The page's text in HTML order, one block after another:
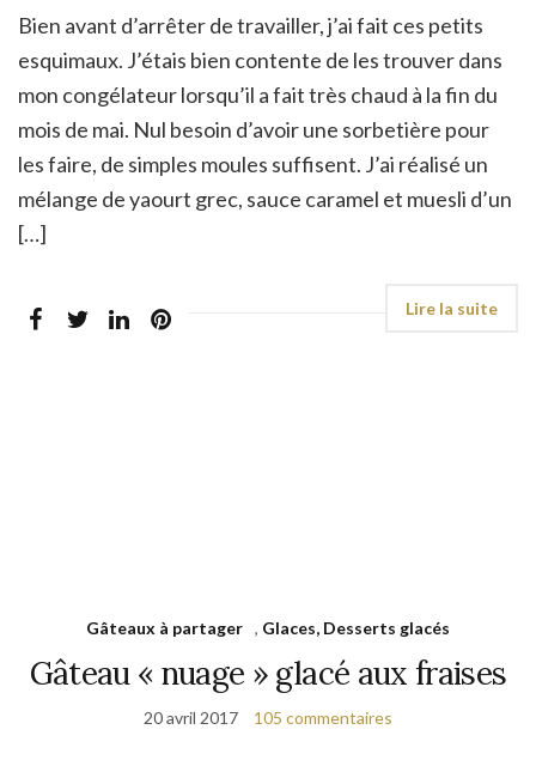
Bien avant d’arrêter de travailler, j’ai fait ces petits
esquimaux. J’étais bien contente de les trouver dans
mon congélateur lorsqu’il a fait très chaud à la fin du
mois de mai. Nul besoin d’avoir une sorbetière pour
les faire, de simples moules suffisent. J’ai réalisé un
mélange de yaourt grec, sauce caramel et muesli d’un
[…]
Gâteaux à partager , Glaces, Desserts glacés
Gâteau « nuage » glacé aux fraises
20 avril 2017 105 commentaires